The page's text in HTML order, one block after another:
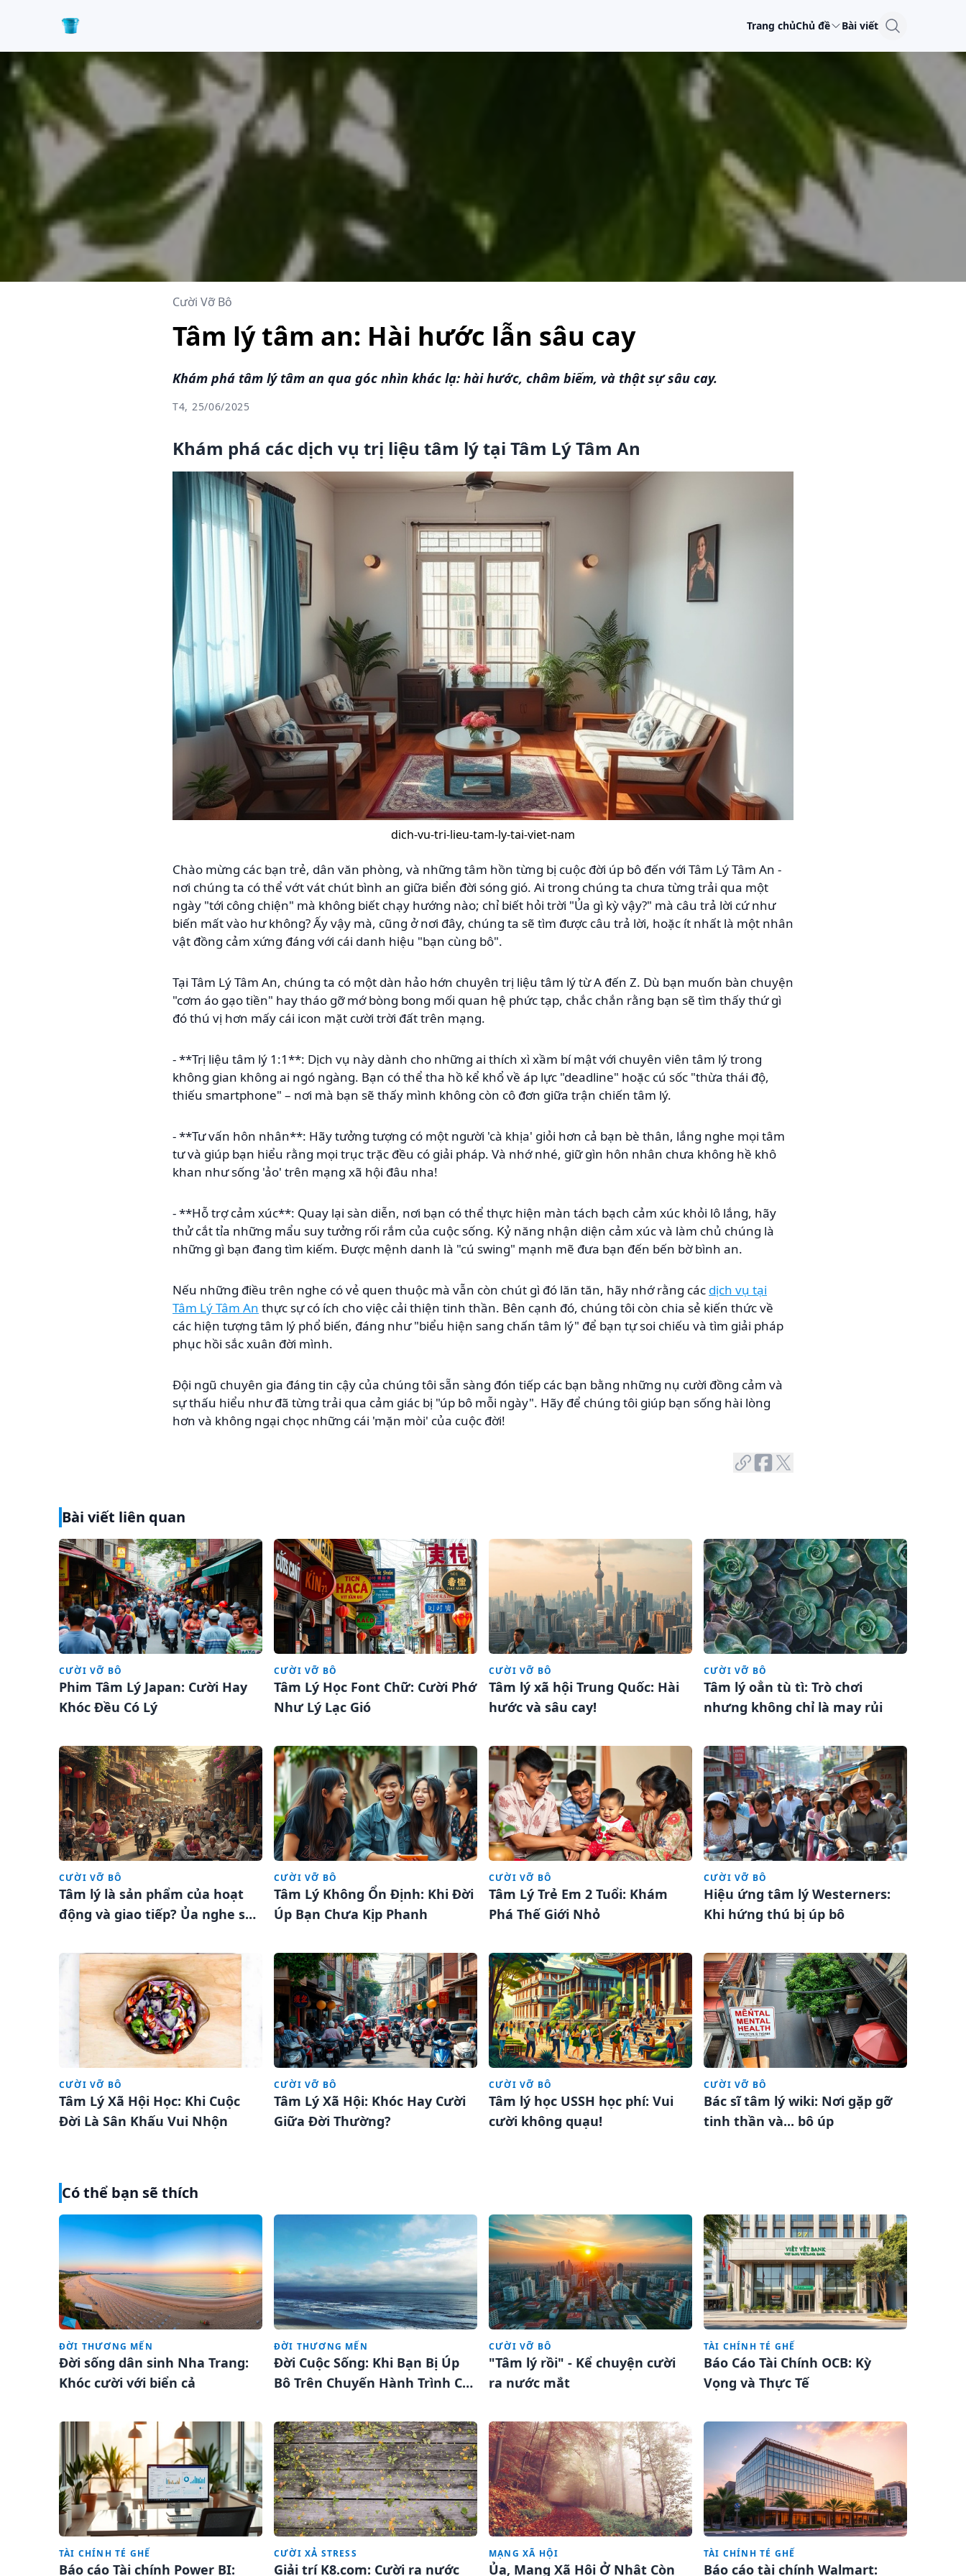
Trang chủChủ đề Bài viết
Cười Vỡ Bô
Tâm lý tâm an: Hài hước lẫn sâu cay
Khám phá tâm lý tâm an qua góc nhìn khác lạ: hài hước, châm biếm, và thật sự sâu cay.
T4, 25/06/2025
Khám phá các dịch vụ trị liệu tâm lý tại Tâm Lý Tâm An
dich-vu-tri-lieu-tam-ly-tai-viet-nam
Chào mừng các bạn trẻ, dân văn phòng, và những tâm hồn từng bị cuộc đời úp bô đến với Tâm Lý Tâm An -
nơi chúng ta có thể vớt vát chút bình an giữa biển đời sóng gió. Ai trong chúng ta chưa từng trải qua một
ngày "tới công chiện" mà không biết chạy hướng nào; chỉ biết hỏi trời "Ủa gì kỳ vậy?" mà câu trả lời cứ như
biến mất vào hư không? Ấy vậy mà, cũng ở nơi đây, chúng ta sẽ tìm được câu trả lời, hoặc ít nhất là một nhân
vật đồng cảm xứng đáng với cái danh hiệu "bạn cùng bô".
Tại Tâm Lý Tâm An, chúng ta có một dàn hảo hớn chuyên trị liệu tâm lý từ A đến Z. Dù bạn muốn bàn chuyện
"cơm áo gạo tiền" hay tháo gỡ mớ bòng bong mối quan hệ phức tạp, chắc chắn rằng bạn sẽ tìm thấy thứ gì
đó thú vị hơn mấy cái icon mặt cười trời đất trên mạng.
- **Trị liệu tâm lý 1:1**: Dịch vụ này dành cho những ai thích xì xầm bí mật với chuyên viên tâm lý trong
không gian không ai ngó ngàng. Bạn có thể tha hồ kể khổ về áp lực "deadline" hoặc cú sốc "thừa thái độ,
thiếu smartphone" – nơi mà bạn sẽ thấy mình không còn cô đơn giữa trận chiến tâm lý.
- **Tư vấn hôn nhân**: Hãy tưởng tượng có một người 'cà khịa' giỏi hơn cả bạn bè thân, lắng nghe mọi tâm
tư và giúp bạn hiểu rằng mọi trục trặc đều có giải pháp. Và nhớ nhé, giữ gìn hôn nhân chưa không hề khô
khan như sống 'ảo' trên mạng xã hội đâu nha!
- **Hỗ trợ cảm xúc**: Quay lại sàn diễn, nơi bạn có thể thực hiện màn tách bạch cảm xúc khỏi lô lắng, hãy
thử cắt tỉa những mẩu suy tưởng rối rắm của cuộc sống. Kỷ năng nhận diện cảm xúc và làm chủ chúng là
những gì bạn đang tìm kiếm. Được mệnh danh là "cú swing" mạnh mẽ đưa bạn đến bến bờ bình an.
Nếu những điều trên nghe có vẻ quen thuộc mà vẫn còn chút gì đó lăn tăn, hãy nhớ rằng các dịch vụ tại
Tâm Lý Tâm An thực sự có ích cho việc cải thiện tinh thần. Bên cạnh đó, chúng tôi còn chia sẻ kiến thức về
các hiện tượng tâm lý phổ biến, đáng như "biểu hiện sang chấn tâm lý" để bạn tự soi chiếu và tìm giải pháp
phục hồi sắc xuân đời mình.
Đội ngũ chuyên gia đáng tin cậy của chúng tôi sẵn sàng đón tiếp các bạn bằng những nụ cười đồng cảm và
sự thấu hiểu như đã từng trải qua cảm giác bị "úp bô mỗi ngày". Hãy để chúng tôi giúp bạn sống hài lòng
hơn và không ngại chọc những cái 'mặn mòi' của cuộc đời!
Bài viết liên quan
CƯỜI VỠ BÔ
Phim Tâm Lý Japan: Cười Hay
Khóc Đều Có Lý
CƯỜI VỠ BÔ
Tâm Lý Học Font Chữ: Cười Phớ
Như Lý Lạc Gió
CƯỜI VỠ BÔ
Tâm lý xã hội Trung Quốc: Hài
hước và sâu cay!
CƯỜI VỠ BÔ
Tâm lý oẳn tù tì: Trò chơi
nhưng không chỉ là may rủi
CƯỜI VỠ BÔ
Tâm lý là sản phẩm của hoạt
động và giao tiếp? Ủa nghe sao
CƯỜI VỠ BÔ
Tâm Lý Không Ổn Định: Khi Đời
Úp Bạn Chưa Kịp Phanh
CƯỜI VỠ BÔ
Tâm Lý Trẻ Em 2 Tuổi: Khám
Phá Thế Giới Nhỏ
CƯỜI VỠ BÔ
Hiệu ứng tâm lý Westerners:
Khi hứng thú bị úp bô
CƯỜI VỠ BÔ
Tâm Lý Xã Hội Học: Khi Cuộc
Đời Là Sân Khấu Vui Nhộn
CƯỜI VỠ BÔ
Tâm Lý Xã Hội: Khóc Hay Cười
Giữa Đời Thường?
CƯỜI VỠ BÔ
Tâm lý học USSH học phí: Vui
cười không quạu!
CƯỜI VỠ BÔ
Bác sĩ tâm lý wiki: Nơi gặp gỡ
tinh thần và... bô úp
Có thể bạn sẽ thích
ĐỜI THƯƠNG MẾN
Đời sống dân sinh Nha Trang:
Khóc cười với biển cả
ĐỜI THƯƠNG MẾN
Đời Cuộc Sống: Khi Bạn Bị Úp
Bô Trên Chuyến Hành Trình Cá
CƯỜI VỠ BÔ
"Tâm lý rồi" - Kể chuyện cười
ra nước mắt
TÀI CHÍNH TÉ GHẾ
Báo Cáo Tài Chính OCB: Kỳ
Vọng và Thực Tế
TÀI CHÍNH TÉ GHẾ
Báo cáo Tài chính Power BI:
CƯỜI XẢ STRESS
Giải trí K8.com: Cười ra nước
MẠNG XÃ HỘI
Ủa, Mạng Xã Hội Ở Nhật Còn
TÀI CHÍNH TÉ GHẾ
Báo cáo tài chính Walmart: